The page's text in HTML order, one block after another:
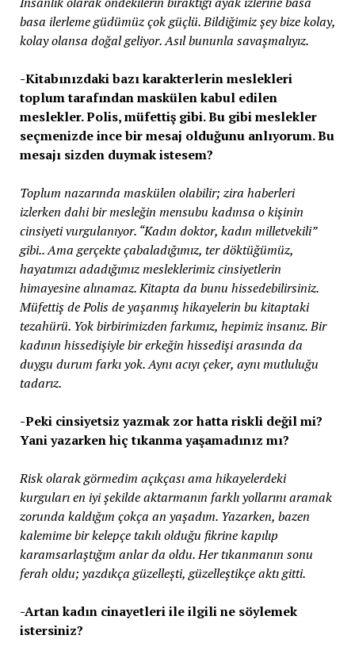
basa ilerleme güdümüz çok güçlü. Bildiğimiz şey bize kolay,
kolay olansa doğal geliyor. Asıl bununla savaşmalıyız.
-Kitabınızdaki bazı karakterlerin meslekleri
toplum tarafından maskülen kabul edilen
meslekler. Polis, müfettiş gibi. Bu gibi meslekler
seçmenizde ince bir mesaj olduğunu anlıyorum. Bu
mesajı sizden duymak istesem?
Toplum nazarında maskülen olabilir; zira haberleri
izlerken dahi bir mesleğin mensubu kadınsa o kişinin
cinsiyeti vurgulanıyor. “Kadın doktor, kadın milletvekili”
gibi.. Ama gerçekte çabaladığımız, ter döktüğümüz,
hayatımızı adadığımız mesleklerimiz cinsiyetlerin
himayesine alınamaz. Kitapta da bunu hissedebilirsiniz.
Müfettiş de Polis de yaşanmış hikayelerin bu kitaptaki
tezahürü. Yok birbirimizden farkımız, hepimiz insanız. Bir
kadının hissedişiyle bir erkeğin hissedişi arasında da
duygu durum farkı yok. Aynı acıyı çeker, aynı mutluluğu
tadarız.
-Peki cinsiyetsiz yazmak zor hatta riskli değil mi?
Yani yazarken hiç tıkanma yaşamadınız mı?
Risk olarak görmedim açıkçası ama hikayelerdeki
kurguları en iyi şekilde aktarmanın farklı yollarını aramak
zorunda kaldığım çokça an yaşadım. Yazarken, bazen
kalemime bir kelepçe takılı olduğu fikrine kapılıp
karamsarlaştığım anlar da oldu. Her tıkanmanın sonu
ferah oldu; yazdıkça güzelleşti, güzelleştikçe aktı gitti.
-Artan kadın cinayetleri ile ilgili ne söylemek
istersiniz?